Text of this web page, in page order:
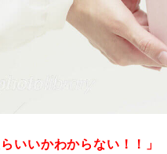
いいかわからない！！」